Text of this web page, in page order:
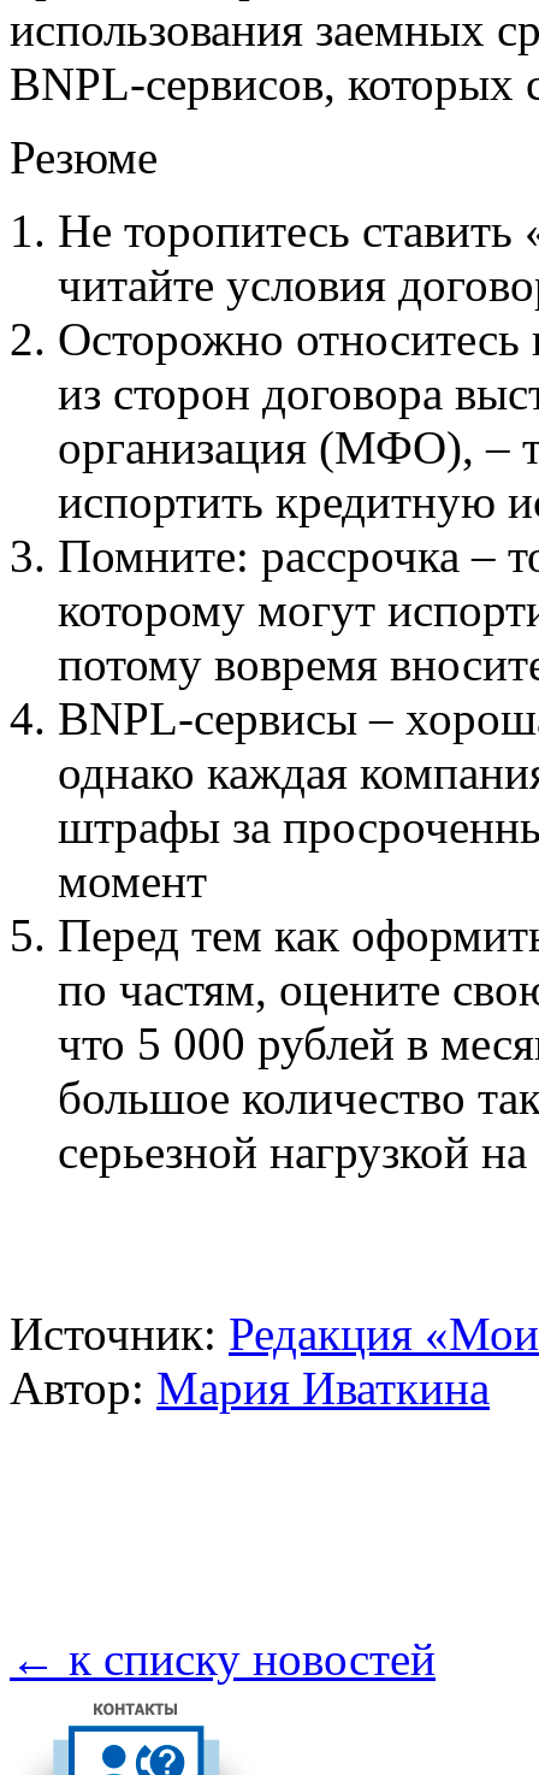
использования заемных
BNPL-сервисов, которых
Резюме
Не торопитесь ставить
читайте условия
Осторожно относитесь
из сторон договора
организация (МФО), –
испортить кредитную
Помните: рассрочка –
которому могут
потому вовремя
BNPL-сервисы –
однако каждая
штрафы за
момент
Перед тем как
по частям, оцените
что 5 000 рублей в
большое количество
серьезной нагрузкой
Источник: Редакция
Автор: Мария Иваткина
← к списку новостей